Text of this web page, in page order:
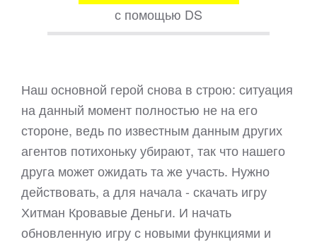
с помощью DS
Наш основной герой снова в строю: ситуация
на данный момент полностью не на его
стороне, ведь по известным данным других
агентов потихоньку убирают, так что нашего
друга может ожидать та же участь. Нужно
действовать, а для начала - скачать игру
Хитман Кровавые Деньги. И начать
обновленную игру с новыми функциями и